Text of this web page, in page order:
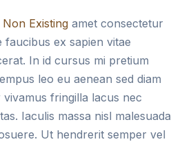
Non Existing amet consectetur
faucibus ex sapien vitae
In id cursus mi pretium
leo eu aenean sed diam
fringilla lacus nec
Iaculis massa nisl malesuada
Ut hendrerit semper vel